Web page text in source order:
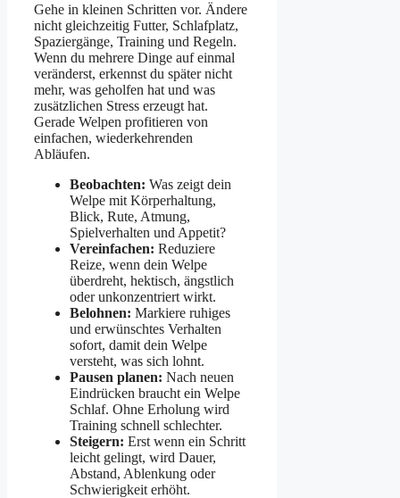
Gehe in kleinen Schritten vor. Ändere
nicht gleichzeitig Futter, Schlafplatz,
Spaziergänge, Training und Regeln.
Wenn du mehrere Dinge auf einmal
veränderst, erkennst du später nicht
mehr, was geholfen hat und was
zusätzlichen Stress erzeugt hat.
Gerade Welpen profitieren von
einfachen, wiederkehrenden
Abläufen.
Beobachten: Was zeigt dein
Welpe mit Körperhaltung,
Blick, Rute, Atmung,
Spielverhalten und Appetit?
Vereinfachen: Reduziere
Reize, wenn dein Welpe
überdreht, hektisch, ängstlich
oder unkonzentriert wirkt.
Belohnen: Markiere ruhiges
und erwünschtes Verhalten
sofort, damit dein Welpe
versteht, was sich lohnt.
Pausen planen: Nach neuen
Eindrücken braucht ein Welpe
Schlaf. Ohne Erholung wird
Training schnell schlechter.
Steigern: Erst wenn ein Schritt
leicht gelingt, wird Dauer,
Abstand, Ablenkung oder
Schwierigkeit erhöht.